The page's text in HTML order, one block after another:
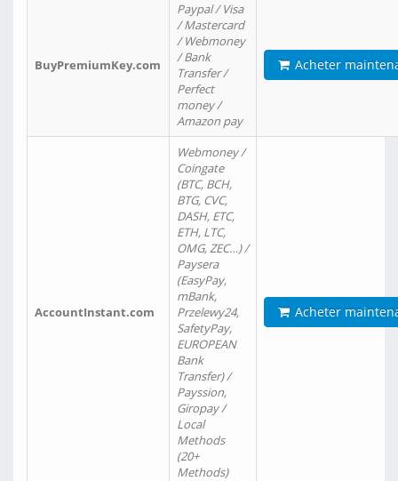
BuyPremiumKey.com
Paypal / Visa
/ Mastercard
/ Webmoney
/ Bank
Transfer /
Perfect
money /
Amazon pay
Acheter
AccountInstant.com
Webmoney /
Coingate
(BTC, BCH,
BTG, CVC,
DASH, ETC,
ETH, LTC,
OMG, ZEC…) /
Paysera
(EasyPay,
mBank,
Przelewy24,
SafetyPay,
EUROPEAN
Bank
Transfer) /
Payssion,
Giropay /
Local
Methods
(20+
Methods)
Acheter